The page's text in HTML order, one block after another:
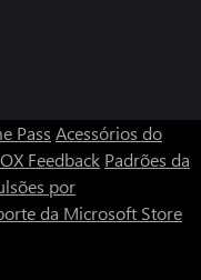
Pass Acessórios do
Feedback Padrões da
por
da Microsoft Store